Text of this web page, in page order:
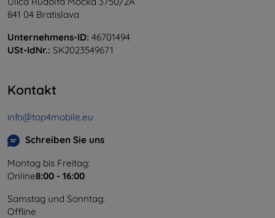
841 04 Bratislava
Unternehmens-ID: 46701494
USt-IdNr.: SK2023549671
Kontakt
info@top4mobile.eu
Schreiben Sie uns
Montag bis Freitag:
Online8:00 - 16:00
Samstag und Sonntag:
Offline